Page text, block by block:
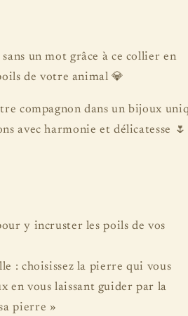
un mot grâce à ce collier en
de votre animal 💎
compagnon dans un bijoux
avec harmonie et délicatesse 🌷
y incruster les poils de vos
: choisissez la pierre qui vous
en vous laissant guider par la
pierre »